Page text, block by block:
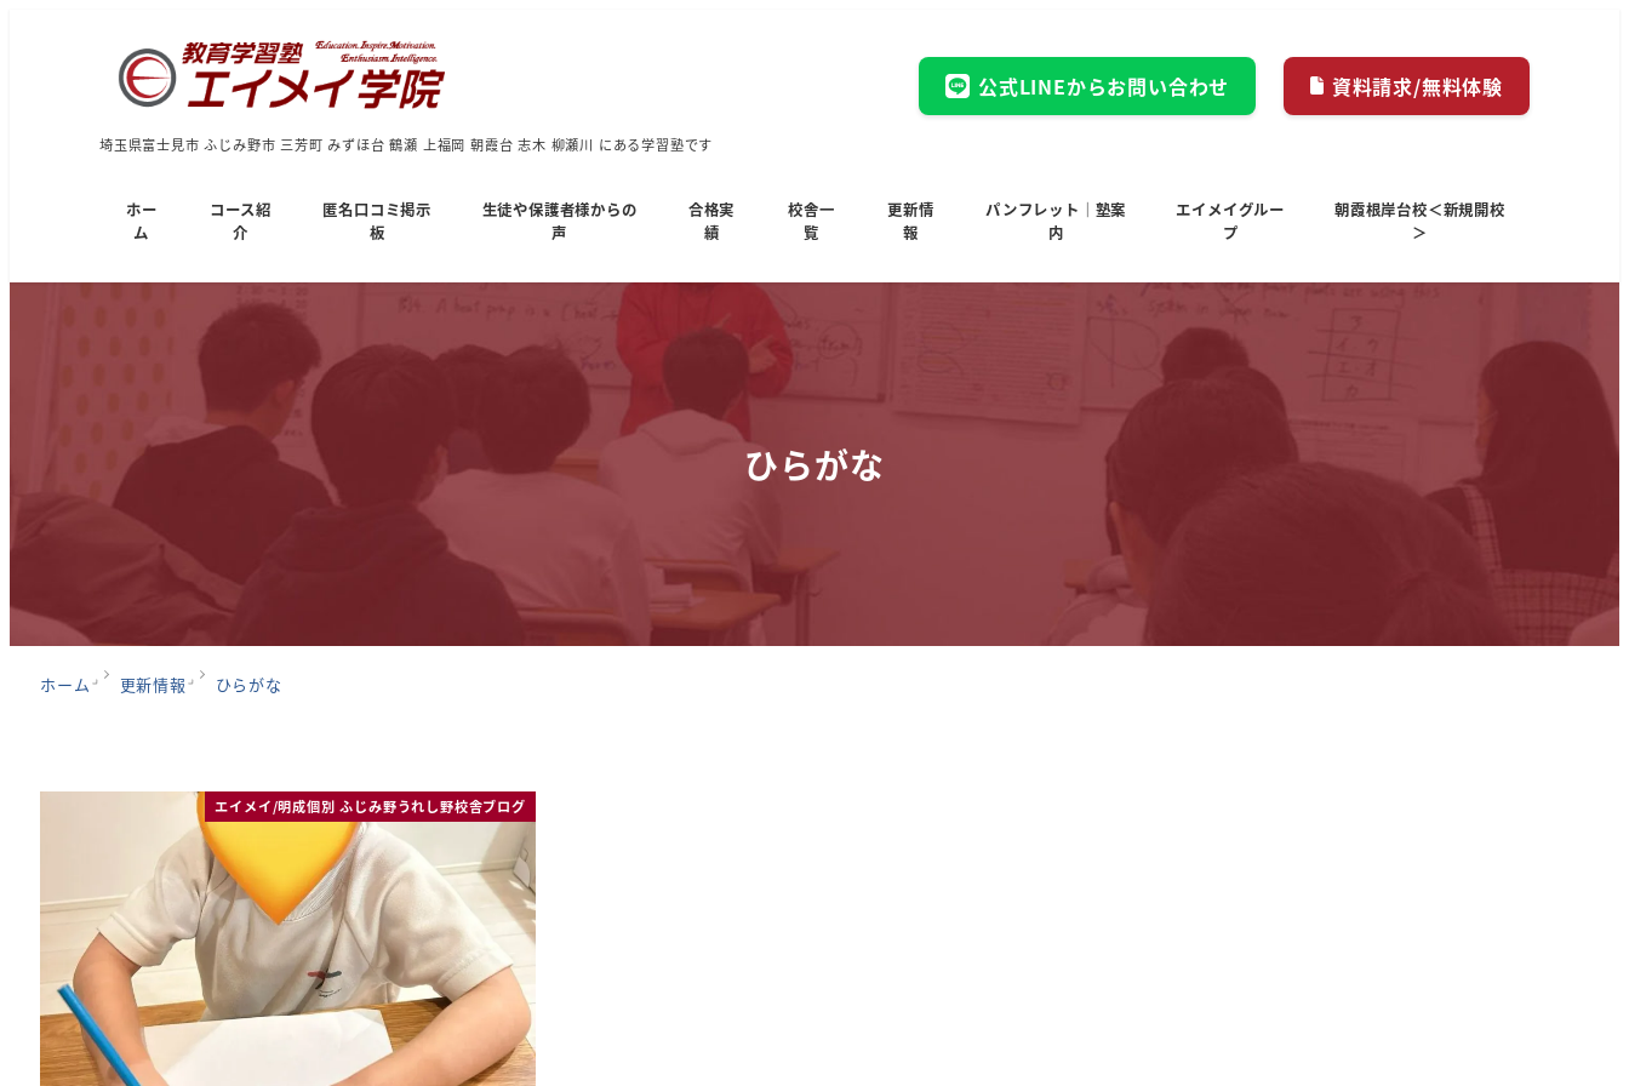
埼玉県富士見市 ふじみ野市 三芳町 みずほ台 鶴瀬 上福岡 朝霞台 志木 柳瀬川 にある学習塾です
公式LINEからお問い合わせ 資料請求/無料体験
ホー
ム
コース紹
介
匿名口コミ掲示
板
生徒や保護者様からの
声
合格実
績
校舎一
覧
更新情
報
パンフレット｜塾案
内
エイメイグルー
プ
朝霞根岸台校＜新規開校
＞
ひらがな
ホーム 更新情報 ひらがな
エイメイ/明成個別 ふじみ野うれし野校舎ブログ